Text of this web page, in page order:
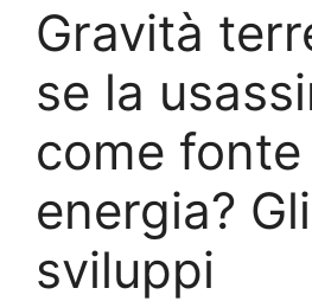
Gravità
se la
come
energia? Gli
sviluppi